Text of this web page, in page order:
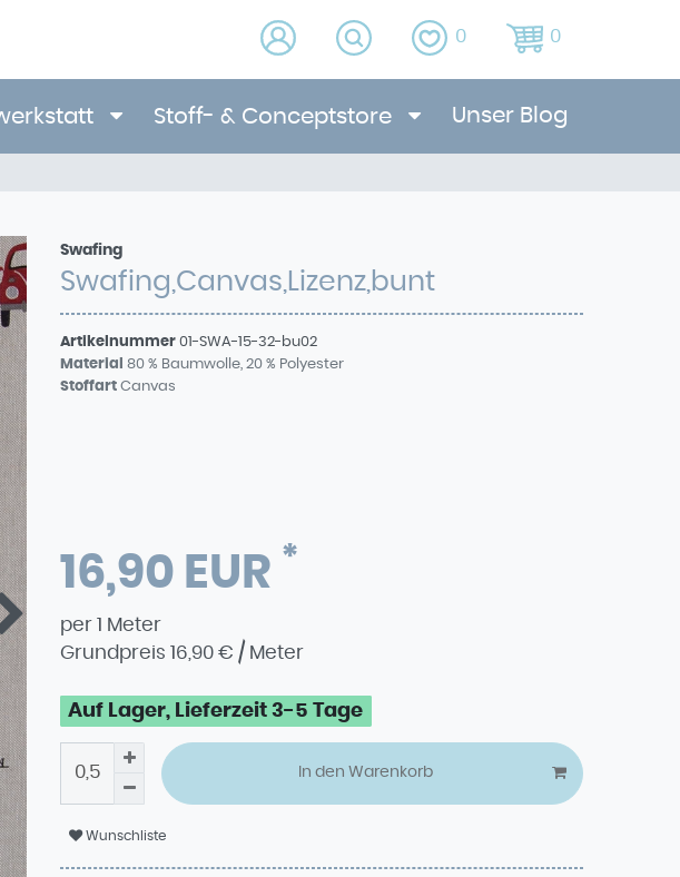
0 0
Stoff- & Conceptstore Unser Blog
Swafing
Swafing,Canvas,Lizenz,bunt
Artikelnummer 01-SWA-15-32-bu02
Material 80 % Baumwolle, 20 % Polyester
Stoffart Canvas
16,90 EUR *
per
Meter
Grundpreis
16,90 € / Meter
Auf Lager, Lieferzeit 3-5 Tage
In den Warenkorb
Wunschliste